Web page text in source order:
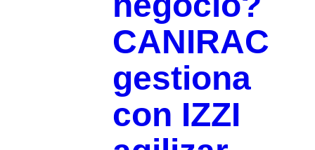
CANIRAC
gestiona
con IZZI